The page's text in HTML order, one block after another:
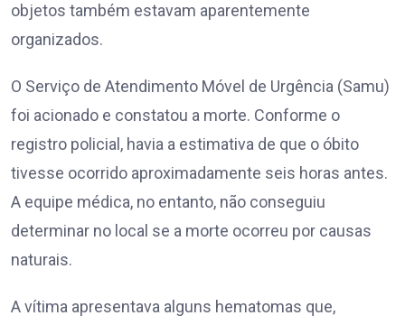
objetos também estavam aparentemente
organizados.
O Serviço de Atendimento Móvel de Urgência (Samu)
foi acionado e constatou a morte. Conforme o
registro policial, havia a estimativa de que o óbito
tivesse ocorrido aproximadamente seis horas antes.
A equipe médica, no entanto, não conseguiu
determinar no local se a morte ocorreu por causas
naturais.
A vítima apresentava alguns hematomas que,